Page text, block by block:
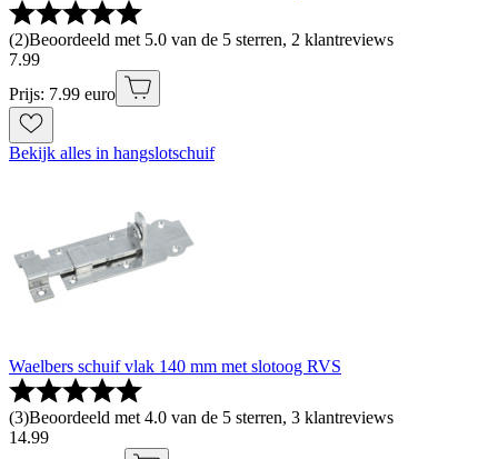
(2)Beoordeeld met 5.0 van de 5 sterren, 2 klantreviews
7.99
Prijs: 7.99 euro
Bekijk alles in hangslotschuif
Waelbers schuif vlak 140 mm met slotoog RVS
(3)Beoordeeld met 4.0 van de 5 sterren, 3 klantreviews
14.99